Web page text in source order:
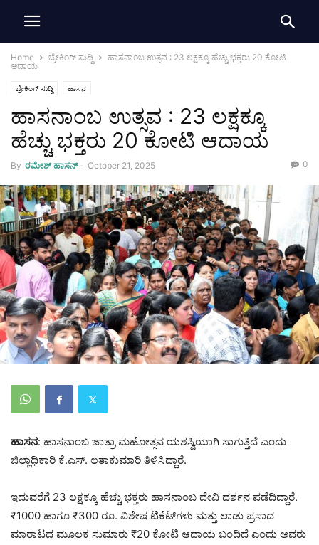
Home ಬ್ರೇಕಿಂಗ್ ಸುದ್ದಿ
ಹಾಸನಾಂಬ ಉತ್ಸವ : 23 ಲಕ್ಷಕ್ಕೂ ಹೆಚ್ಚು ಭಕ್ತರು 20 ಕೋಟಿ
ಆದಾಯ
ಬ್ರೇಕಿಂಗ್ ಸುದ್ದಿ ಹಾಸನ
ಹಾಸನಾಂಬ ಉತ್ಸವ : 23 ಲಕ್ಷಕ್ಕೂ
ಹೆಚ್ಚು ಭಕ್ತರು 20 ಕೋಟಿ ಆದಾಯ
By ರಮೇಶ್‌ ಹಾಸನ್‌ - October 21, 2025 0
ಹಾಸನ: ಹಾಸನಾಂಬ ಜಾತ್ರಾ ಮಹೋತ್ಸವ ಯಶಸ್ವಿಯಾಗಿ ಸಾಗುತ್ತಿದೆ ಎಂದು
ಜಿಲ್ಲಾಧಿಕಾರಿ ಕೆ.ಎಸ್. ಲತಾಕುಮಾರಿ ತಿಳಿಸಿದ್ದಾರೆ.
ಇದುವರೆಗೆ 23 ಲಕ್ಷಕ್ಕೂ ಹೆಚ್ಚು ಭಕ್ತರು ಹಾಸನಾಂಬ ದೇವಿ ದರ್ಶನ ಪಡೆದಿದ್ದಾರೆ.
₹1000 ಹಾಗೂ ₹300 ರೂ. ವಿಶೇಷ ಟಿಕೆಟ್‌ಗಳು ಮತ್ತು ಲಾಡು ಪ್ರಸಾದ
ಮಾರಾಟದ ಮೂಲಕ ಸುಮಾರು ₹20 ಕೋಟಿ ಆದಾಯ ಬಂದಿದೆ ಎಂದು ಅವರು